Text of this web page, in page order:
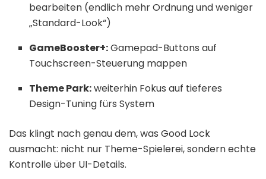
bearbeiten (endlich mehr Ordnung und weniger
„Standard-Look“)
GameBooster+:Gamepad-Buttons auf
Touchscreen-Steuerung mappen
Theme Park:weiterhin Fokus auf tieferes
Design-Tuning fürs System
Das klingt nach genau dem, was Good Lock
ausmacht: nicht nur Theme-Spielerei, sondern echte
Kontrolle über UI-Details.